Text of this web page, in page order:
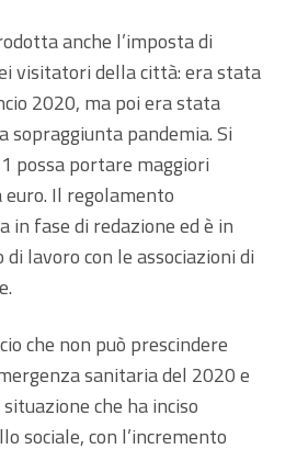
anche l’imposta di
visitatori della città: era stata
2020, ma poi era stata
sopraggiunta pandemia. Si
possa portare maggiori
Il regolamento
in fase di redazione ed è in
lavoro con le associazioni di
che non può prescindere
sanitaria del 2020 e
che ha inciso
sociale, con l’incremento